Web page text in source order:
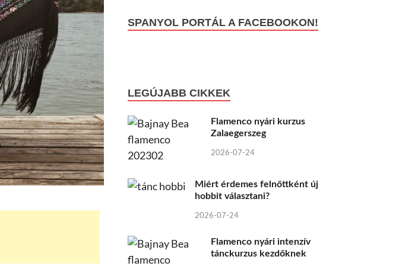
SPANYOL PORTÁL A FACEBOOKON!
LEGÚJABB CIKKEK
Flamenco nyári kurzus
Zalaegerszeg
2026-07-24
Miért érdemes felnőttként új
hobbit választani?
2026-07-24
Flamenco nyári intenzív
tánckurzus kezdőknek